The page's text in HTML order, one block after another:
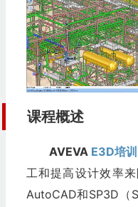
课程概述
AVEVA E3D培训
工和提高设计效率来
AutoCAD和SP3D（